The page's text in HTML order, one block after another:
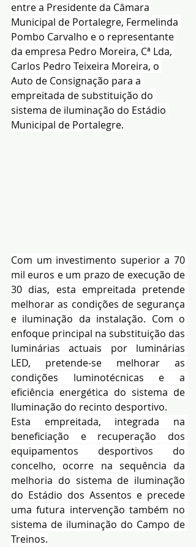
entre a Presidente da Câmara
Municipal de Portalegre, Fermelinda
Pombo Carvalho e o representante
da empresa Pedro Moreira, Cª Lda,
Carlos Pedro Teixeira Moreira, o
Auto de Consignação para a
empreitada de substituição do
sistema de iluminação do Estádio
Municipal de Portalegre.
Com um investimento superior a 70
mil euros e um prazo de execução de
30 dias, esta empreitada pretende
melhorar as condições de segurança
e iluminação da instalação. Com o
enfoque principal na substituição das
luminárias actuais por luminárias
LED, pretende-se melhorar as
condições luminotécnicas e a
eficiência energética do sistema de
Iluminação do recinto desportivo.
Esta empreitada, integrada na
beneficiação e recuperação dos
equipamentos desportivos do
concelho, ocorre na sequência da
melhoria do sistema de iluminação
do Estádio dos Assentos e precede
uma futura intervenção também no
sistema de iluminação do Campo de
Treinos.